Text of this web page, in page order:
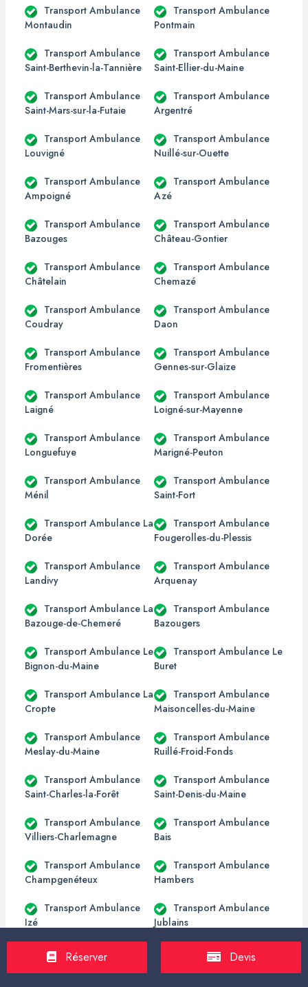
Transport Ambulance
Montaudin
Transport Ambulance
Pontmain
Transport Ambulance
Saint-Berthevin-la-Tannière
Transport Ambulance
Saint-Ellier-du-Maine
Transport Ambulance
Saint-Mars-sur-la-Futaie
Transport Ambulance
Argentré
Transport Ambulance
Louvigné
Transport Ambulance
Nuillé-sur-Ouette
Transport Ambulance
Ampoigné
Transport Ambulance
Azé
Transport Ambulance
Bazouges
Transport Ambulance
Château-Gontier
Transport Ambulance
Châtelain
Transport Ambulance
Chemazé
Transport Ambulance
Coudray
Transport Ambulance
Daon
Transport Ambulance
Fromentières
Transport Ambulance
Gennes-sur-Glaize
Transport Ambulance
Laigné
Transport Ambulance
Loigné-sur-Mayenne
Transport Ambulance
Longuefuye
Transport Ambulance
Marigné-Peuton
Transport Ambulance
Ménil
Transport Ambulance
Saint-Fort
Transport Ambulance La
Dorée
Transport Ambulance
Fougerolles-du-Plessis
Transport Ambulance
Landivy
Transport Ambulance
Arquenay
Transport Ambulance La
Bazouge-de-Chemeré
Transport Ambulance
Bazougers
Transport Ambulance Le
Bignon-du-Maine
Transport Ambulance Le
Buret
Transport Ambulance La
Cropte
Transport Ambulance
Maisoncelles-du-Maine
Transport Ambulance
Meslay-du-Maine
Transport Ambulance
Ruillé-Froid-Fonds
Transport Ambulance
Saint-Charles-la-Forêt
Transport Ambulance
Saint-Denis-du-Maine
Transport Ambulance
Villiers-Charlemagne
Transport Ambulance
Bais
Transport Ambulance
Champgenéteux
Transport Ambulance
Hambers
Transport Ambulance
Izé
Transport Ambulance
Jublains
Transport Ambulance
Saint-Martin-de-Connée
Transport Ambulance
Saint-Pierre-sur-Orthe
Réserver Devis